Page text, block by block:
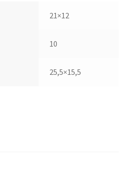
21×12
10
25,5×15,5